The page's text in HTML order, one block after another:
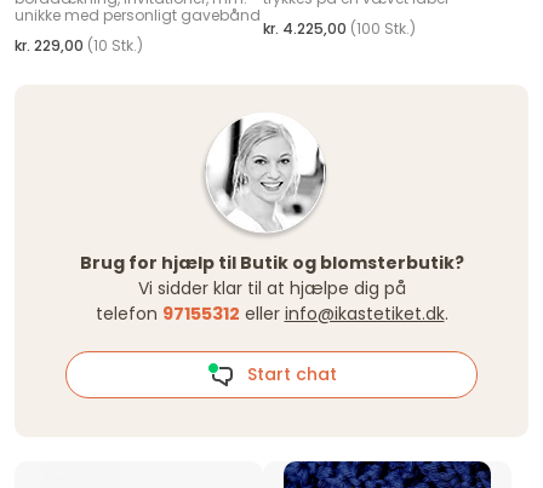
unikke med personligt gavebånd
kr. 229,00 (10 Stk.)
kr. 4.225,00 (100 Stk.)
Brug for hjælp til Butik og blomsterbutik?
Vi sidder klar til at hjælpe dig på
telefon 97155312 eller info@ikastetiket.dk.
Start chat